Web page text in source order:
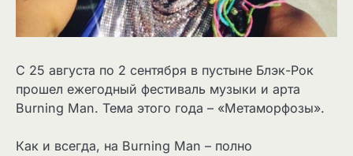
С 25 августа по 2 сентября в пустыне Блэк-Рок
прошел ежегодный фестиваль музыки и арта
Burning Man. Тема этого года – «Метаморфозы».
Как и всегда, на Burning Man – полно